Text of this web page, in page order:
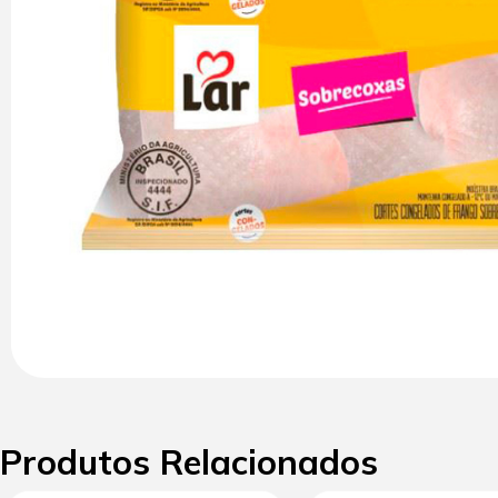
Produtos Relacionados